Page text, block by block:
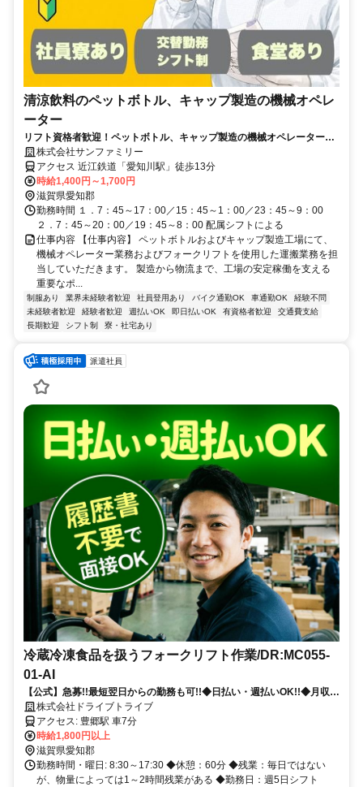
清涼飲料のペットボトル、キャップ製造の機械オペレ
ーター
リフト資格者歓迎！ペットボトル、キャップ製造の機械オペレーター・
リフト運搬
株式会社サンファミリー
アクセス 近江鉄道「愛知川駅」徒歩13分
時給1,400円～1,700円
滋賀県愛知郡
勤務時間 １．7：45～17：00／15：45～1：00／23：45～9：00
２．7：45～20：00／19：45～8：00 配属シフトによる
仕事内容 【仕事内容】 ペットボトルおよびキャップ製造工場にて、
機械オペレーター業務およびフォークリフトを使用した運搬業務を担
当していただきます。 製造から物流まで、工場の安定稼働を支える
重要なポ...
制服あり 業界未経験者歓迎 社員登用あり バイク通勤OK 車通勤OK
経験不問
未経験者歓迎
経験者歓迎 週払いOK 即日払いOK 有資格者歓迎
交通費支給
長期歓迎
シフト制 寮・社宅あり
派遣社員
冷蔵冷凍食品を扱うフォークリフト作業/DR:MC055-
01-AI
【公式】急募!!最短翌日からの勤務も可!!◆日払い・週払いOK!!◆月収
30万円以上◆寮完備◆週休2日◆正社員登用制度あり◆履歴書不要
株式会社ドライブトライブ
アクセス: 豊郷駅 車7分
時給1,800円以上
滋賀県愛知郡
勤務時間・曜日: 8:30～17:30 ◆休憩：60分 ◆残業：毎日ではない
が、物量によっては1～2時間残業がある ◆勤務日：週5日シフト